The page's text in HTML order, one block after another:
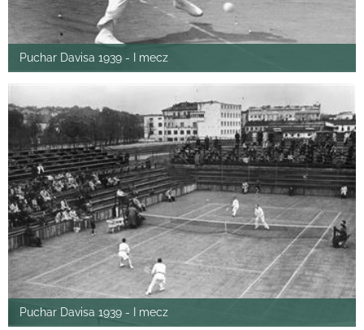
Puchar Davisa 1939 - I mecz
Puchar Davisa 1939 - I mecz